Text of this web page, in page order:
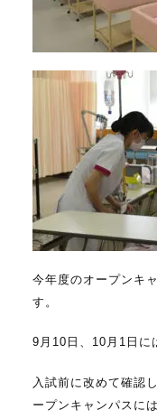
今年度のオープンキ
す。
9月10日、10月1日に
入試前に改めて確認
ープンキャンパスに